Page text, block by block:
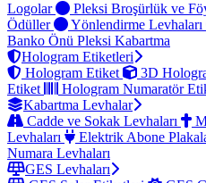
Logolar
Pleksi Broşürlük ve
Ödüller
Yönlendirme Levhaları
Banko Önü Pleksi Kabartma
Hologram Etiketleri
Hologram Etiket
3D
Etiket
Hologram Numaratör
Kabartma Levhalar
Cadde ve Sokak Levhaları
Levhaları
Elektrik Abone
Numara Levhaları
GES Levhaları